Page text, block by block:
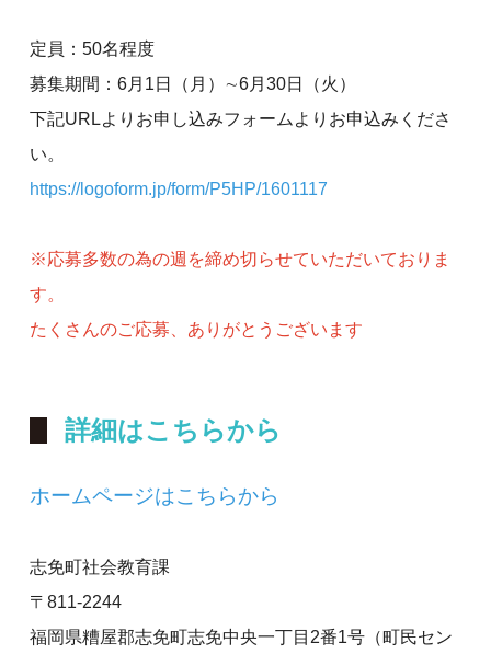
定員：50名程度
募集期間：6月1日（月）∼6月30日（火）
下記URLよりお申し込みフォームよりお申込みくださ
い。
https://logoform.jp/form/P5HP/1601117
※応募多数の為の週を締め切らせていただいておりま
す。
たくさんのご応募、ありがとうございます
詳細はこちらから
ホームページはこちらから
志免町社会教育課
〒811-2244
福岡県糟屋郡志免町志免中央一丁目2番1号（町民セン